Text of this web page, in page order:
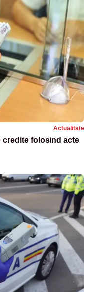
Actualitate
credite folosind acte